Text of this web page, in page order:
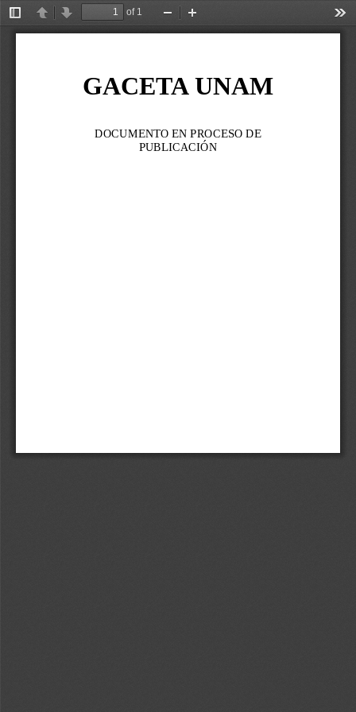
Toggle
Sidebar
PreviousNext
of 1
Zoom
Out
In
GACETA UNAM
DOCUMENTO EN PROCESO DE
PUBLICACIÓN